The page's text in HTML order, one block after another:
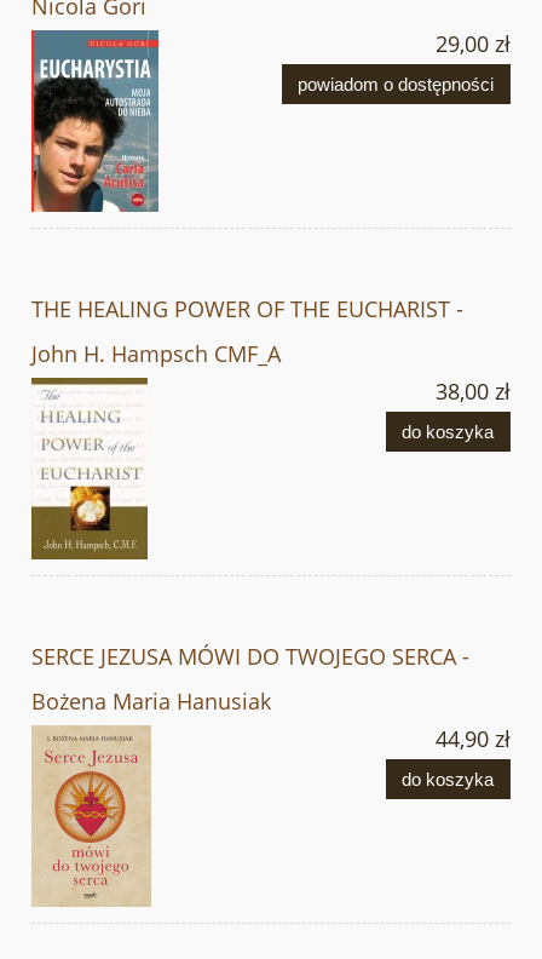
Nicola Gori
29,00 zł
powiadom o dostępności
THE HEALING POWER OF THE EUCHARIST -
John H. Hampsch CMF_A
38,00 zł
do koszyka
SERCE JEZUSA MÓWI DO TWOJEGO SERCA -
Bożena Maria Hanusiak
44,90 zł
do koszyka